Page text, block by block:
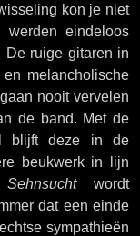
kon je niet
eindeloos
De ruige gitaren in
melancholische
gaan nooit vervelen
de band. Met de
blijft deze in de
beukwerk in lijn
Sehnsuchtwordt
dat een einde
sympathieën